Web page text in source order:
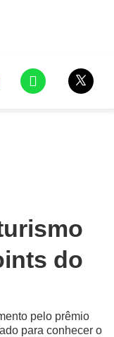
do
pelo prêmio
para conhecer o